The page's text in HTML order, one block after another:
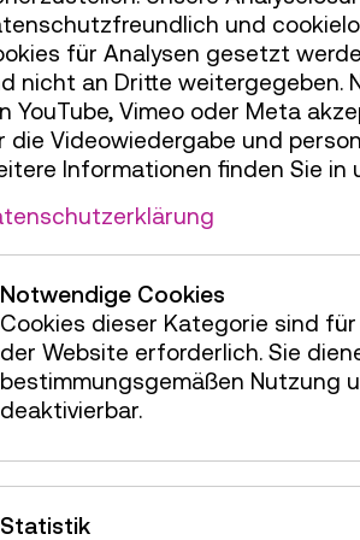
460 x 450 x 200 mm,
um den Deckel öffnen zu
ausgelegt, während die
Durch die Kombination
unterstrichen durch das
und
für Analysen gesetzt
nicht an Dritte weitergegeben.
YouTube, Vimeo oder Meta
die Videowiedergabe und
Informationen finden Sie
Notwendige Cookies
Cookies dieser Kategorie sind
der Website erforderlich. Sie
bestimmungsgemäßen Nutzung
deaktivierbar.
Statistik